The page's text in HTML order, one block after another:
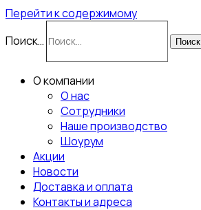
Перейти к содержимому
Поиск…
Поиск
О компании
О нас
Сотрудники
Наше производство
Шоурум
Акции
Новости
Доставка и оплата
Контакты и адреса